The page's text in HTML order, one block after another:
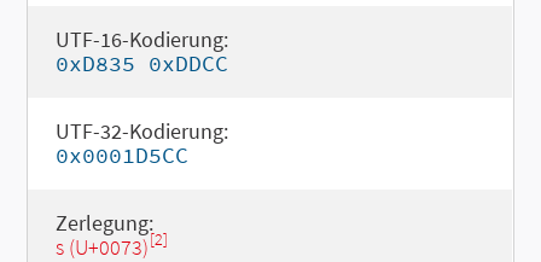
UTF-16-Kodierung:
0xD835 0xDDCC
UTF-32-Kodierung:
0x0001D5CC
Zerlegung:
s (U+0073)[2]